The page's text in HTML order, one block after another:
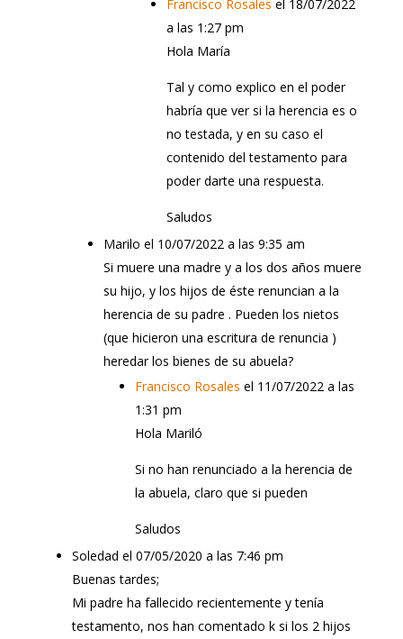
Francisco Rosales el 18/07/2022
a las 1:27 pm
Hola María
Tal y como explico en el poder
habría que ver si la herencia es o
no testada, y en su caso el
contenido del testamento para
poder darte una respuesta.
Saludos
Marilo el 10/07/2022 a las 9:35 am
Si muere una madre y a los dos años muere
su hijo, y los hijos de éste renuncian a la
herencia de su padre . Pueden los nietos
(que hicieron una escritura de renuncia )
heredar los bienes de su abuela?
Francisco Rosales el 11/07/2022 a las
1:31 pm
Hola Mariló
Si no han renunciado a la herencia de
la abuela, claro que si pueden
Saludos
Soledad el 07/05/2020 a las 7:46 pm
Buenas tardes;
Mi padre ha fallecido recientemente y tenía
testamento, nos han comentado k si los 2 hijos